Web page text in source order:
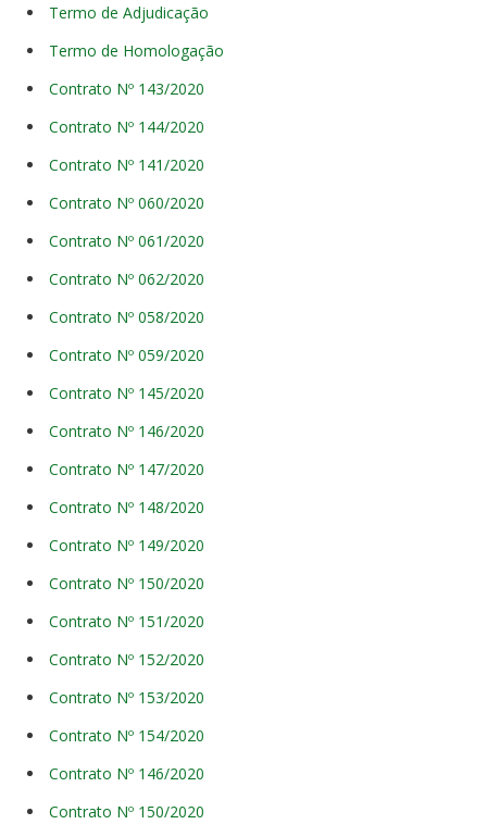
Termo de Adjudicação
Termo de Homologação
Contrato Nº 143/2020
Contrato Nº 144/2020
Contrato Nº 141/2020
Contrato Nº 060/2020
Contrato Nº 061/2020
Contrato Nº 062/2020
Contrato Nº 058/2020
Contrato Nº 059/2020
Contrato Nº 145/2020
Contrato Nº 146/2020
Contrato Nº 147/2020
Contrato Nº 148/2020
Contrato Nº 149/2020
Contrato Nº 150/2020
Contrato Nº 151/2020
Contrato Nº 152/2020
Contrato Nº 153/2020
Contrato Nº 154/2020
Contrato Nº 146/2020
Contrato Nº 150/2020